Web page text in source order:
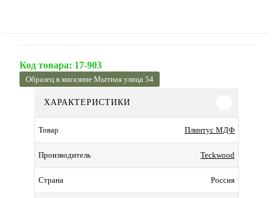
Код товара: 17-903
Образец в магазине Мытная улица 54
ХАРАКТЕРИСТИКИ
Товар Плинтус МДФ
Производитель Teckwood
Страна Россия